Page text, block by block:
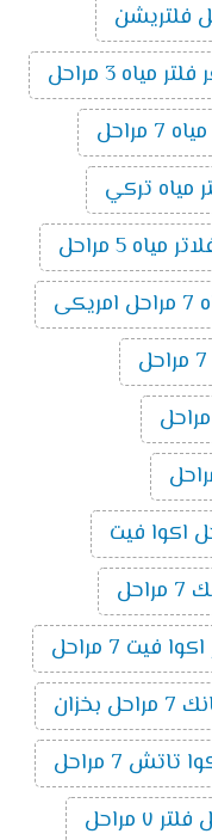
مياه 3 مراحل
7 مراحل
مياه تركي
مياه 5 مراحل
فيت 7 مراحل
بخزان
تاتش 7 مراحل
٧ مراحل